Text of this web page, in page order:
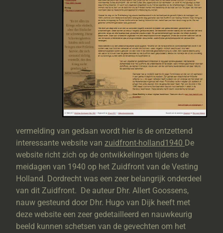
vermelding van gedaan wordt hier is de ontzettend
interessante website van zuidfront-holland1940 De
website richt zich op de ontwikkelingen tijdens de
meidagen van 1940 op het Zuidfront van de Vesting
Holland. Dordrecht was een zeer belangrijk onderdeel
van dit Zuidfront. De auteur Dhr. Allert Goossens,
nauw gesteund door Dhr. Hugo van Dijk heeft met
deze website een zeer gedetailleerd en nauwkeurig
beeld kunnen schetsen van de gevechten om het